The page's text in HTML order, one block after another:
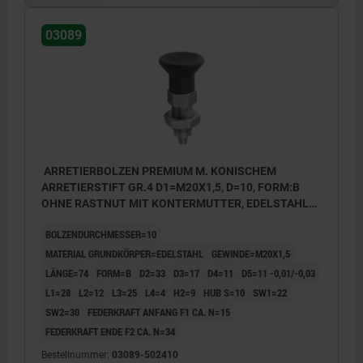
03089
ARRETIERBOLZEN PREMIUM M. KONISCHEM
ARRETIERSTIFT GR.4 D1=M20X1,5, D=10, FORM:B
OHNE RASTNUT MIT KONTERMUTTER, EDELSTAHL
SCHWARZGRAU RAL7021
BOLZENDURCHMESSER=10
MATERIAL GRUNDKÖRPER=EDELSTAHL
GEWINDE=M20X1,5
LÄNGE=74
FORM=B D2=33 D3=17 D4=11
D5=11 -0,01/-0,03
L1=28
L2=12 L3=25 L4=4 H2=9 HUB S=10
SW1=22
SW2=30
FEDERKRAFT ANFANG F1 CA. N=15
FEDERKRAFT ENDE F2 CA. N=34
Bestellnummer: 03089-502410